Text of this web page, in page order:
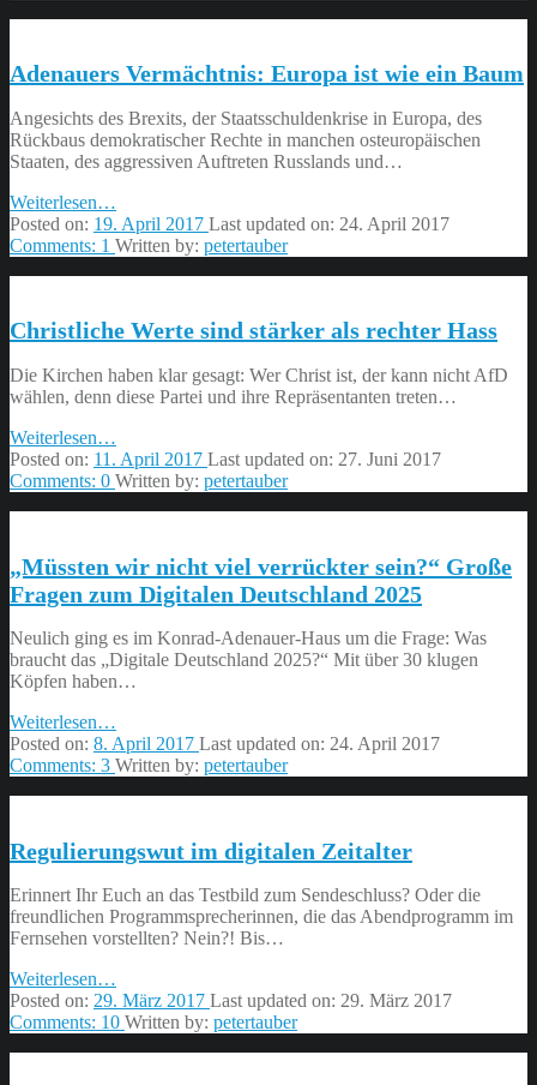
Adenauers Vermächtnis: Europa ist wie ein Baum
Angesichts des Brexits, der Staatsschuldenkrise in Europa, des
Rückbaus demokratischer Rechte in manchen osteuropäischen
Staaten, des aggressiven Auftreten Russlands und…
Weiterlesen
Vermächtnis:
Europa
Baum”
…
Posted on: 19. April 2017 Last updated on: 24. April 2017
Comments: 1 Written by: petertauber
Christliche Werte sind stärker als rechter Hass
Die Kirchen haben klar gesagt: Wer Christ ist, der kann nicht AfD
wählen, denn diese Partei und ihre Repräsentanten treten…
Weiterlesen
Werte
sind
Hass”
…
Posted on: 11. April 2017 Last updated on: 27. Juni 2017
Comments: 0 Written by: petertauber
„Müssten wir nicht viel verrückter sein?“ Große
Fragen zum Digitalen Deutschland 2025
Neulich ging es im Konrad-Adenauer-Haus um die Frage: Was
braucht das „Digitale Deutschland 2025?“ Mit über 30 klugen
Köpfen haben…
Weiterlesen
wir
nicht
Große
zum
Digitalen
Deutschland
…
Posted on: 8. April 2017 Last updated on: 24. April 2017
Comments: 3 Written by: petertauber
Regulierungswut im digitalen Zeitalter
Erinnert Ihr Euch an das Testbild zum Sendeschluss? Oder die
freundlichen Programmsprecherinnen, die das Abendprogramm im
Fernsehen vorstellten? Nein?! Bis…
Weiterlesen
im
digitalen
…
Posted on: 29. März 2017 Last updated on: 29. März 2017
Comments: 10 Written by: petertauber